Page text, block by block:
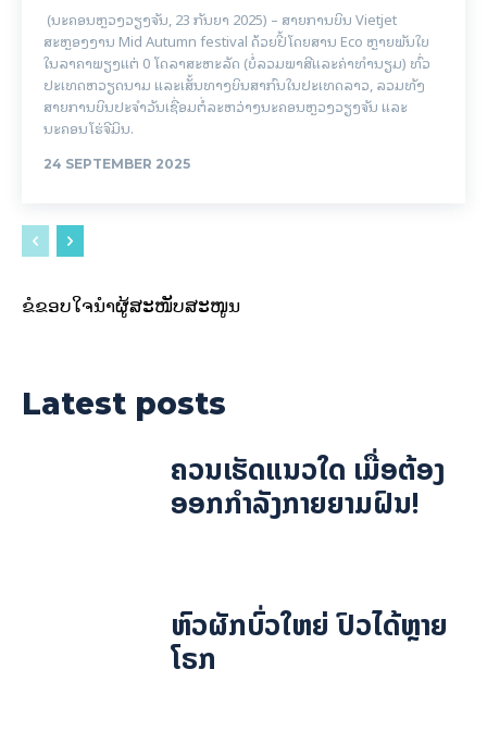
(ນະຄອນຫຼວງວຽງຈັນ, 23 ກັນຍາ 2025) – ສາຍການບິນ Vietjet
ສະຫຼອງງານ Mid Autumn festival ດ້ວຍປີ້ໂດຍສານ Eco ຫຼາຍພັນໃບ
ໃນລາຄາພຽງແຕ່ 0 ໂດລາສະຫະລັດ (ບໍ່ລວມພາສີແລະຄ່າທໍານຽມ) ທົ່ວ
ປະເທດຫວຽດນາມ ແລະເສັ້ນທາງບິນສາກົນໃນປະເທດລາວ, ລວມທັງ
ສາຍການບິນປະຈໍາວັນເຊື່ອມຕໍ່ລະຫວ່າງນະຄອນຫຼວງວຽງຈັນ ແລະ
ນະຄອນໂຮ່ຈີມິນ.
24 SEPTEMBER 2025
ຂໍຂອບໃຈນຳຜູ້ສະໜັບສະໜູນ
Latest posts
ຄວນເຮັດແນວໃດ ເມື່ອຕ້ອງ
ອອກກຳລັງກາຍຍາມຝົນ!
ຫົວຜັກບົ່ວໃຫຍ່ ປົວໄດ້ຫຼາຍ
ໂຣກ